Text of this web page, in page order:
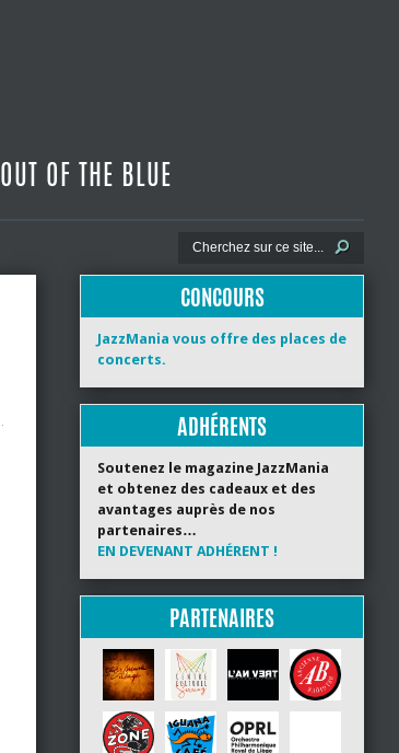
OUT OF THE BLUE
CONCOURS
JazzMania vous offre des places de
concerts.
ADHÉRENTS
Soutenez le magazine JazzMania
et obtenez des cadeaux et des
avantages auprès de nos
partenaires…
EN DEVENANT ADHÉRENT !
PARTENAIRES